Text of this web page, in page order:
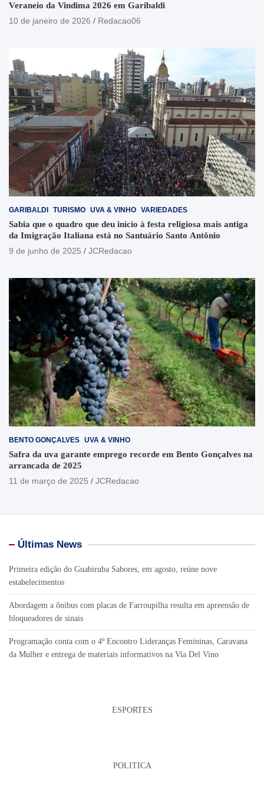
Veraneio da Vindima 2026 em Garibaldi
10 de janeiro de 2026
Redacao06
GARIBALDI TURISMO UVA & VINHO VARIEDADES
Sabia que o quadro que deu início à festa religiosa mais antiga
da Imigração Italiana está no Santuário Santo Antônio
9 de junho de 2025
JCRedacao
BENTO GONÇALVES UVA & VINHO
Safra da uva garante emprego recorde em Bento Gonçalves na
arrancada de 2025
11 de março de 2025
JCRedacao
Últimas News
Primeira edição do Guabiruba Sabores, em agosto, reúne nove
estabelecimentos
Abordagem a ônibus com placas de Farroupilha resulta em apreensão de
bloqueadores de sinais
Programação conta com o 4º Encontro Lideranças Femininas, Caravana
da Mulher e entrega de materiais informativos na Via Del Vino
ESPORTES
POLITICA